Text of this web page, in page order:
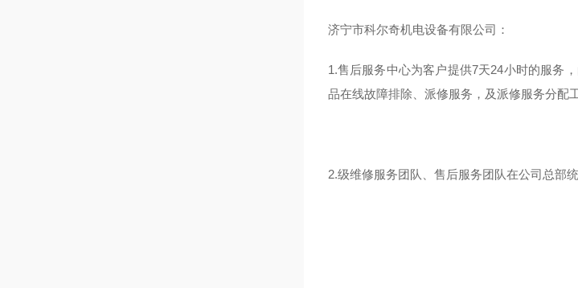
济宁市科尔奇机电设备有限公司：
1.售后服务中心为客户提供7天24小时的服务
品在线故障排除、派修服务，及派修服务分配工
2.级维修服务团队、售后服务团队在公司总部